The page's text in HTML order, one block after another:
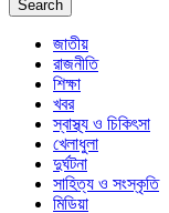
Search
জাতীয়
রাজনীতি
শিক্ষা
খবর
স্বাস্থ্য ও চিকিৎসা
খেলাধুলা
দুর্ঘটনা
সাহিত্য ও সংস্কৃতি
মিডিয়া